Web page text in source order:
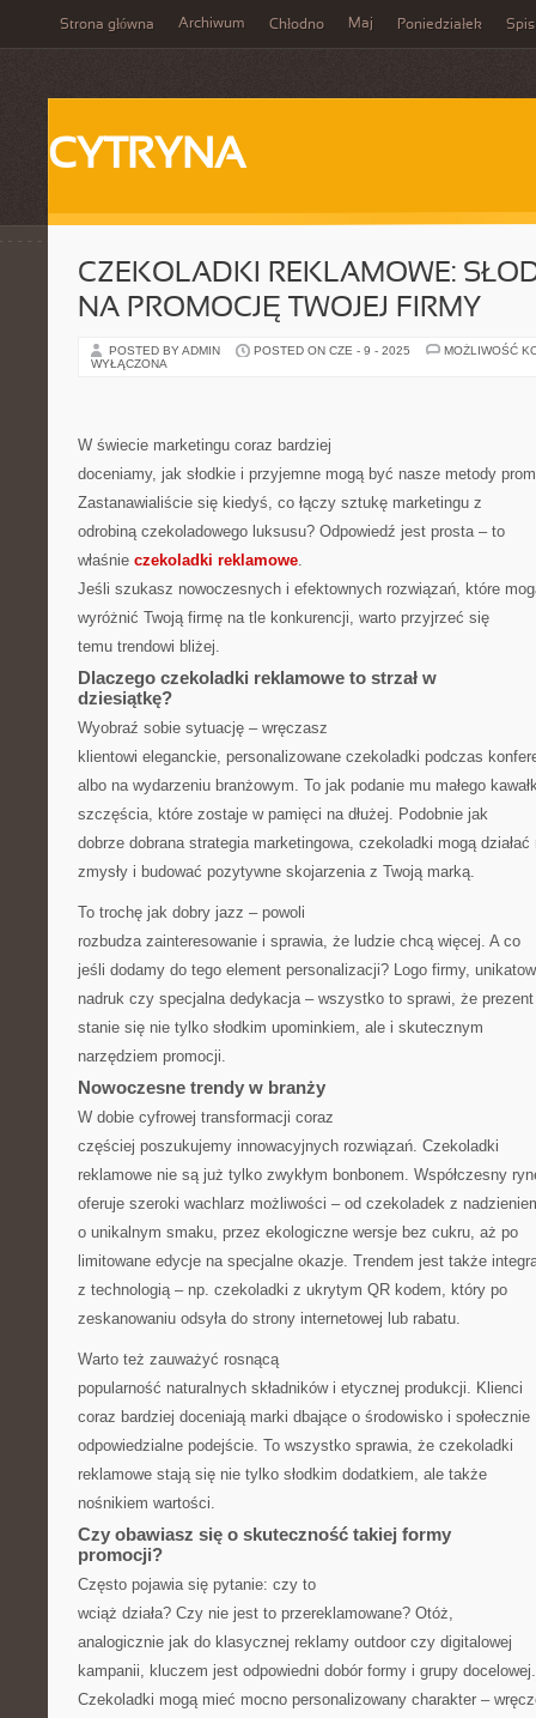
Strona główna Archiwum Chłodno Maj Poniedziałek Spis
CYTRYNA
CZEKOLADKI REKLAMOWE:
NA PROMOCJĘ TWOJEJ FIRMY
POSTED BY ADMIN POSTED ON CZE - 9 - 2025
MOŻLIWOŚĆ
WYŁĄCZONA
W świecie marketingu coraz bardziej
doceniamy, jak słodkie i przyjemne mogą być nasze metody
Zastanawialiście się kiedyś, co łączy sztukę marketingu z
odrobiną czekoladowego luksusu? Odpowiedź jest prosta – to
właśnie czekoladki reklamowe.
Jeśli szukasz nowoczesnych i efektownych rozwiązań, które
wyróżnić Twoją firmę na tle konkurencji, warto przyjrzeć się
temu trendowi bliżej.
Dlaczego czekoladki reklamowe to strzał w
dziesiątkę?
Wyobraź sobie sytuację – wręczasz
klientowi eleganckie, personalizowane czekoladki podczas
albo na wydarzeniu branżowym. To jak podanie mu małego
szczęścia, które zostaje w pamięci na dłużej. Podobnie jak
dobrze dobrana strategia marketingowa, czekoladki mogą działać
zmysły i budować pozytywne skojarzenia z Twoją marką.
To trochę jak dobry jazz – powoli
rozbudza zainteresowanie i sprawia, że ludzie chcą więcej. A co
jeśli dodamy do tego element personalizacji? Logo firmy,
nadruk czy specjalna dedykacja – wszystko to sprawi, że prezent
stanie się nie tylko słodkim upominkiem, ale i skutecznym
narzędziem promocji.
Nowoczesne trendy w branży
W dobie cyfrowej transformacji coraz
częściej poszukujemy innowacyjnych rozwiązań. Czekoladki
reklamowe nie są już tylko zwykłym bonbonem. Współczesny
oferuje szeroki wachlarz możliwości – od czekoladek z
o unikalnym smaku, przez ekologiczne wersje bez cukru, aż po
limitowane edycje na specjalne okazje. Trendem jest także
z technologią – np. czekoladki z ukrytym QR kodem, który po
zeskanowaniu odsyła do strony internetowej lub rabatu.
Warto też zauważyć rosnącą
popularność naturalnych składników i etycznej produkcji. Klienci
coraz bardziej doceniają marki dbające o środowisko i społecznie
odpowiedzialne podejście. To wszystko sprawia, że czekoladki
reklamowe stają się nie tylko słodkim dodatkiem, ale także
nośnikiem wartości.
Czy obawiasz się o skuteczność takiej formy
promocji?
Często pojawia się pytanie: czy to
wciąż działa? Czy nie jest to przereklamowane? Otóż,
analogicznie jak do klasycznej reklamy outdoor czy digitalowej
kampanii, kluczem jest odpowiedni dobór formy i grupy docelowej.
Czekoladki mogą mieć mocno personalizowany charakter –